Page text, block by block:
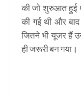
की जो शुरुआत हुई
की गई थी और
जितने भी यूजर हैं
ही जरूरी बन गया।